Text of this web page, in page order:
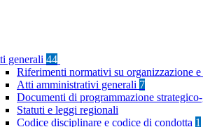
generali 44
Riferimenti normativi su organizzazione
Atti amministrativi generali 7
Documenti di programmazione
Statuti e leggi regionali
Codice disciplinare e codice di condotta 1